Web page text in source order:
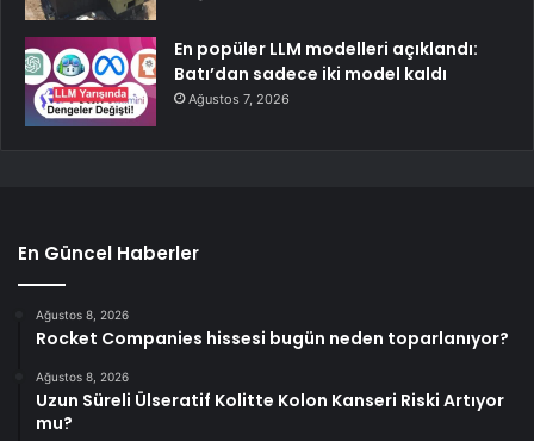
En popüler LLM modelleri açıklandı:
Batı’dan sadece iki model kaldı
Ağustos 7, 2026
En Güncel Haberler
Ağustos 8, 2026
Rocket Companies hissesi bugün neden toparlanıyor?
Ağustos 8, 2026
Uzun Süreli Ülseratif Kolitte Kolon Kanseri Riski Artıyor
mu?